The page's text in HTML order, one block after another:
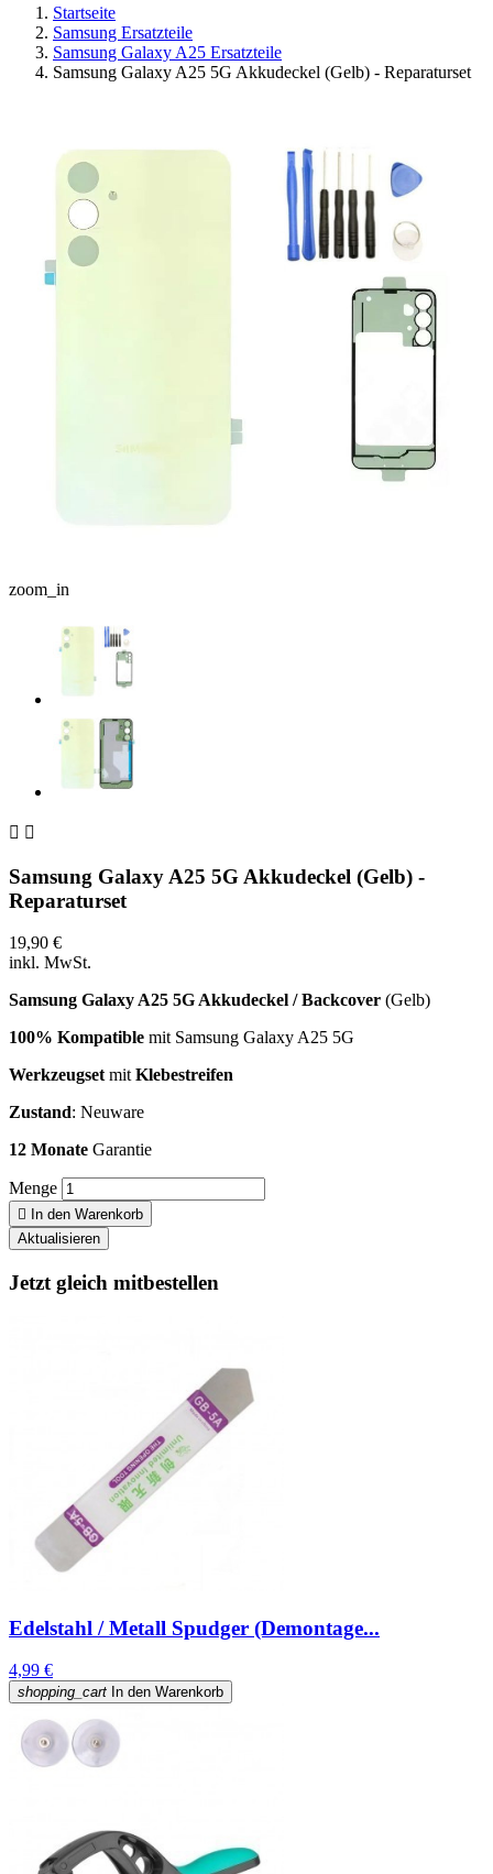
Startseite
Samsung Ersatzteile
Samsung Galaxy A25 Ersatzteile
Samsung Galaxy A25 5G Akkudeckel (Gelb) - Reparaturset
zoom_in
 
Samsung Galaxy A25 5G Akkudeckel (Gelb) -
Reparaturset
19,90 €
inkl. MwSt.
Samsung Galaxy A25 5G Akkudeckel / Backcover (Gelb)
100% Kompatible mit Samsung Galaxy A25 5G
WerkzeugsetmitKlebestreifen
Zustand: Neuware
12 Monate Garantie
Menge
 In den Warenkorb
Jetzt gleich mitbestellen
Edelstahl / Metall Spudger (Demontage...
4,99 €
shopping_cart In den Warenkorb